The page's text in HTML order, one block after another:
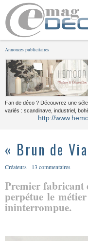
Annonces publicitaires
Fan de déco ? Découvrez une
variés : scandinave, industriel,
http://
« Brun de
Créateurs 13 commentaires
Premier fabricant
perpétue le
ininterrompue.